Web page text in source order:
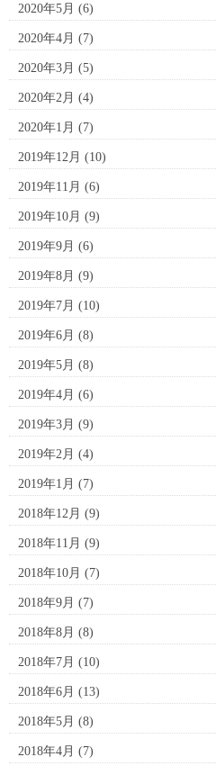
2020年5月 (6)
2020年4月 (7)
2020年3月 (5)
2020年2月 (4)
2020年1月 (7)
2019年12月 (10)
2019年11月 (6)
2019年10月 (9)
2019年9月 (6)
2019年8月 (9)
2019年7月 (10)
2019年6月 (8)
2019年5月 (8)
2019年4月 (6)
2019年3月 (9)
2019年2月 (4)
2019年1月 (7)
2018年12月 (9)
2018年11月 (9)
2018年10月 (7)
2018年9月 (7)
2018年8月 (8)
2018年7月 (10)
2018年6月 (13)
2018年5月 (8)
2018年4月 (7)